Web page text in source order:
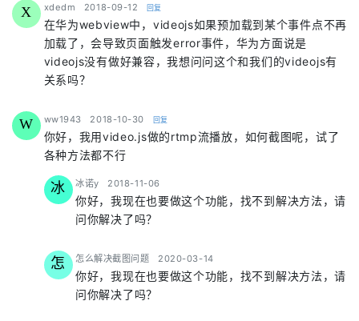
X xdedm says:
2018-09-12 回复
在华为webview中，videojs如果预加载到某个事件点不再
加载了，会导致页面触发error事件，华为方面说是
videojs没有做好兼容，我想问问这个和我们的videojs有
关系吗？
W ww1943 says:
2018-10-30 回复
你好，我用video.js做的rtmp流播放，如何截图呢，试了
各种方法都不行
冰 冰诺y says:
2018-11-06
你好，我现在也要做这个功能，找不到解决方法，请
问你解决了吗？
怎 怎么解决截图问题 says:
2020-03-14
你好，我现在也要做这个功能，找不到解决方法，请
问你解决了吗？